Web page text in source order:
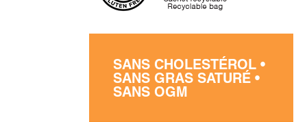
SANS CHOLESTÉROL •
SANS GRAS SATURÉ •
SANS OGM